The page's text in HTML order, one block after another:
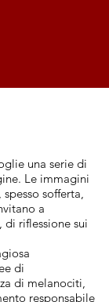
una serie di
Le immagini
sofferta,
a
di riflessione sui
di
di melanociti,
responsabile